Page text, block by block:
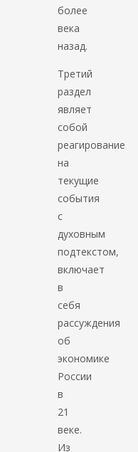
более
века
назад.
Третий
раздел
являет
собой
реагирование
на
текущие
события
с
духовным
подтекстом,
включает
в
себя
рассуждения
об
экономике
России
в
21
веке.
Из